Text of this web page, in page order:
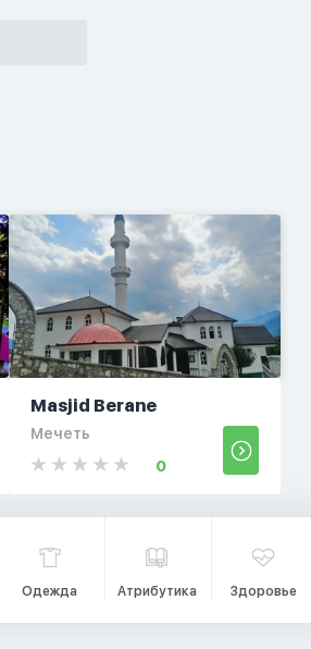
Masjid Berane
Мечеть
0
Одежда Атрибутика Здоровье